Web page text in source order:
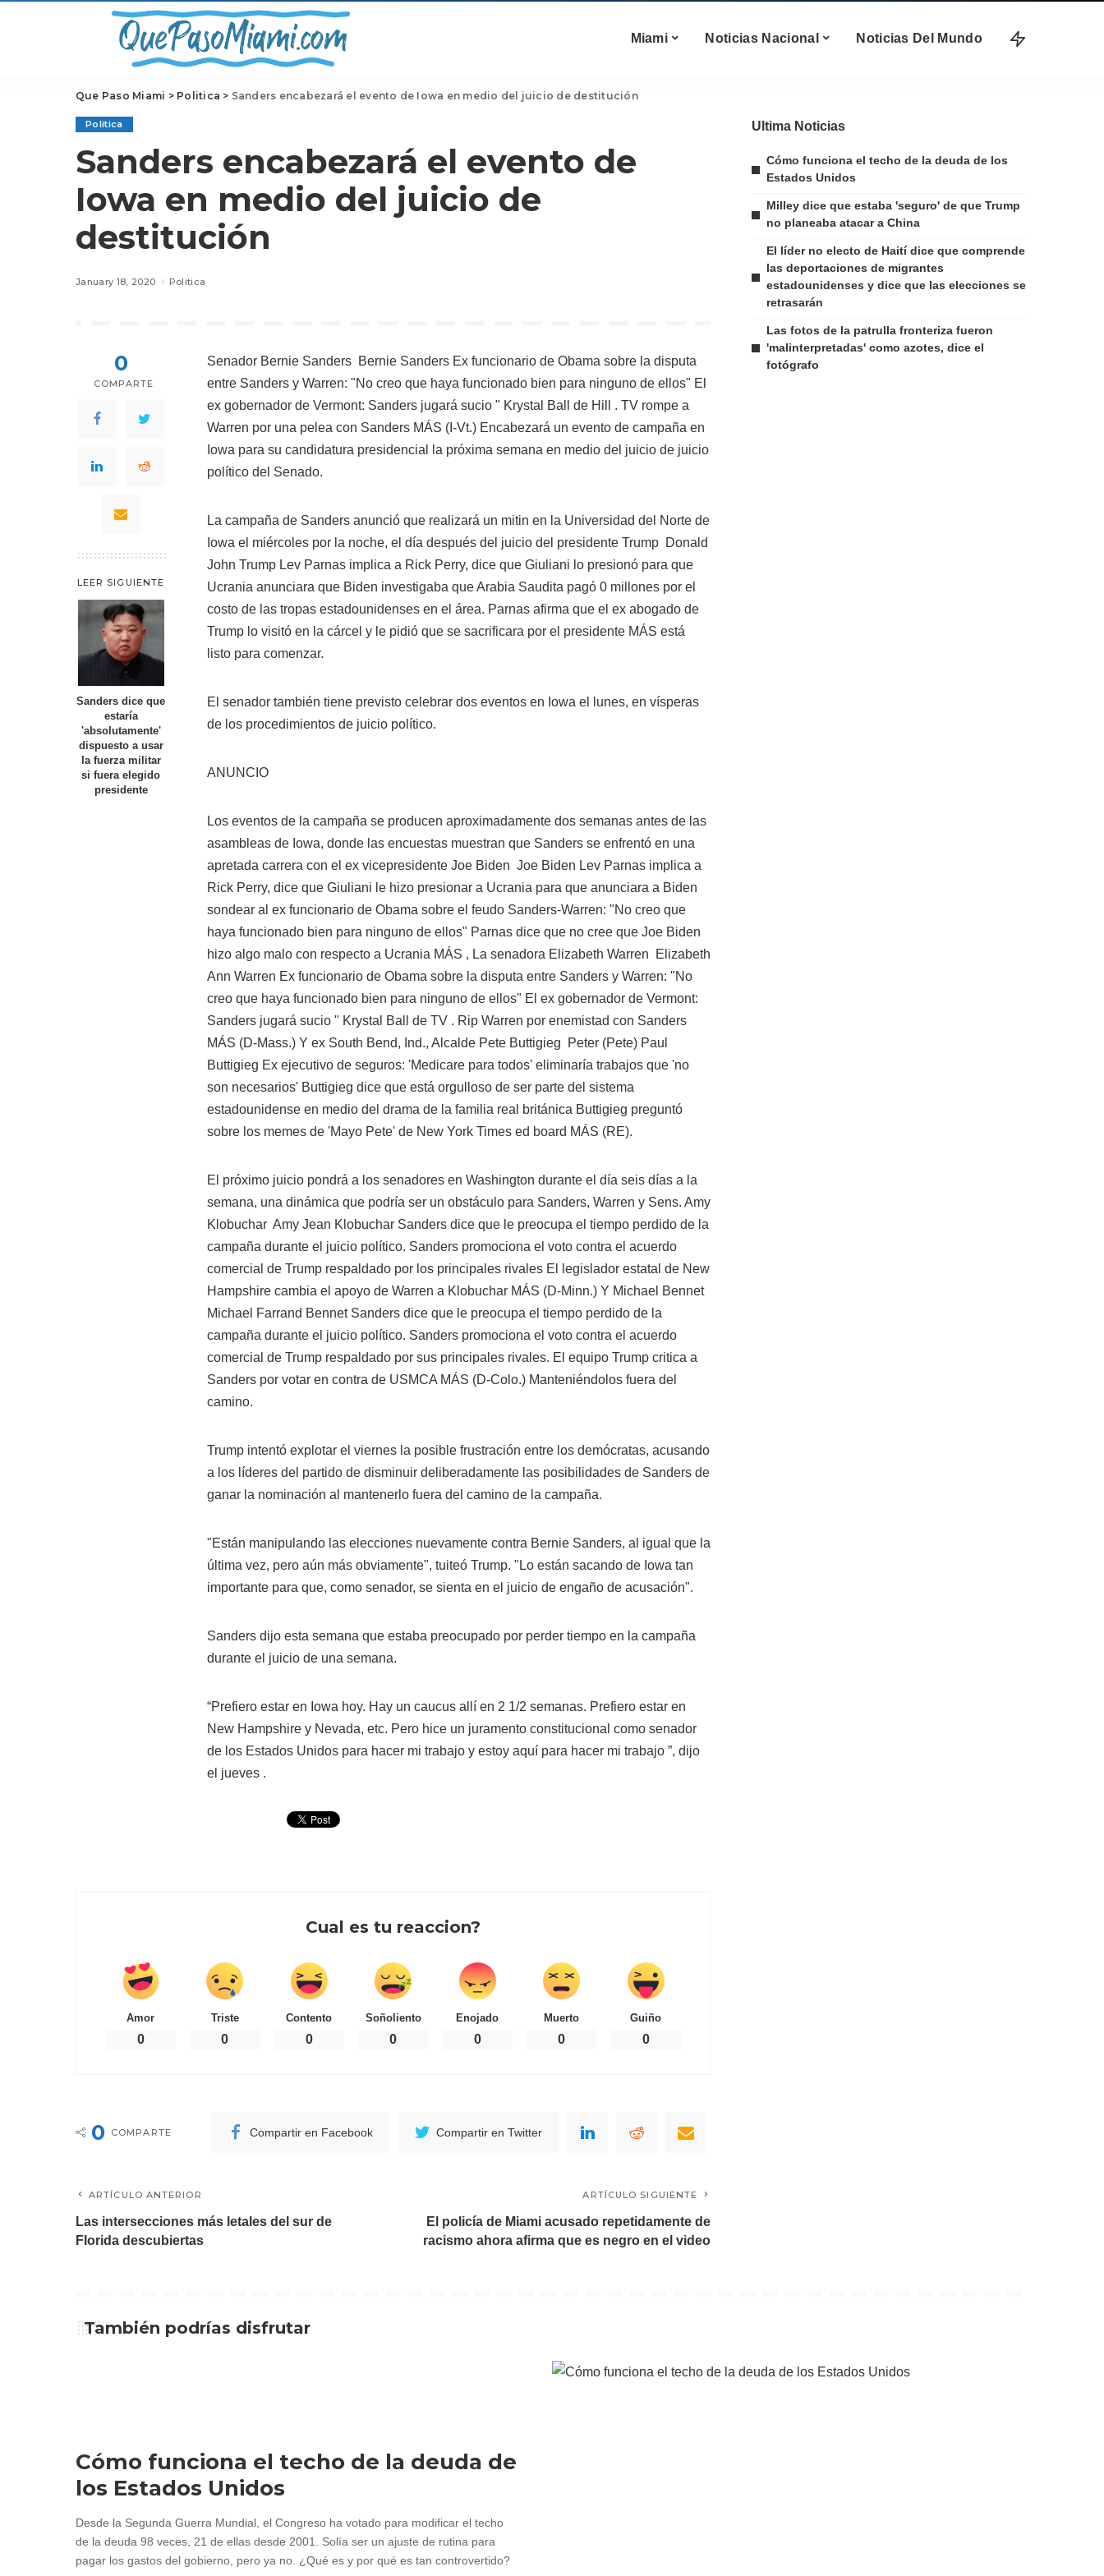
Miami Noticias Nacional Noticias Del Mundo
Que Paso Miami > Politica > Sanders encabezará el evento de Iowa en medio del juicio de destitución
Politica
Sanders encabezará el evento de
Iowa en medio del juicio de
destitución
January 18, 2020 Politica
0
COMPARTE
LEER SIGUIENTE
Sanders dice que
estaría
'absolutamente'
dispuesto a usar
la fuerza militar
si fuera elegido
presidente
Senador Bernie Sanders Bernie Sanders Ex funcionario de Obama sobre la disputa
entre Sanders y Warren: "No creo que haya funcionado bien para ninguno de ellos" El
ex gobernador de Vermont: Sanders jugará sucio " Krystal Ball de Hill . TV rompe a
Warren por una pelea con Sanders MÁS (I-Vt.) Encabezará un evento de campaña en
Iowa para su candidatura presidencial la próxima semana en medio del juicio de juicio
político del Senado.
La campaña de Sanders anunció que realizará un mitin en la Universidad del Norte de
Iowa el miércoles por la noche, el día después del juicio del presidente Trump Donald
John Trump Lev Parnas implica a Rick Perry, dice que Giuliani lo presionó para que
Ucrania anunciara que Biden investigaba que Arabia Saudita pagó 0 millones por el
costo de las tropas estadounidenses en el área. Parnas afirma que el ex abogado de
Trump lo visitó en la cárcel y le pidió que se sacrificara por el presidente MÁS está
listo para comenzar.
El senador también tiene previsto celebrar dos eventos en Iowa el lunes, en vísperas
de los procedimientos de juicio político.
ANUNCIO
Los eventos de la campaña se producen aproximadamente dos semanas antes de las
asambleas de Iowa, donde las encuestas muestran que Sanders se enfrentó en una
apretada carrera con el ex vicepresidente Joe Biden Joe Biden Lev Parnas implica a
Rick Perry, dice que Giuliani le hizo presionar a Ucrania para que anunciara a Biden
sondear al ex funcionario de Obama sobre el feudo Sanders-Warren: "No creo que
haya funcionado bien para ninguno de ellos" Parnas dice que no cree que Joe Biden
hizo algo malo con respecto a Ucrania MÁS , La senadora Elizabeth Warren
Elizabeth
Ann Warren Ex funcionario de Obama sobre la disputa entre Sanders y Warren: "No
creo que haya funcionado bien para ninguno de ellos" El ex gobernador de Vermont:
Sanders jugará sucio " Krystal Ball de TV . Rip Warren por enemistad con Sanders
MÁS (D-Mass.) Y ex South Bend, Ind., Alcalde Pete Buttigieg
Peter (Pete) Paul
Buttigieg Ex ejecutivo de seguros: 'Medicare para todos' eliminaría trabajos que 'no
son necesarios' Buttigieg dice que está orgulloso de ser parte del sistema
estadounidense en medio del drama de la familia real británica Buttigieg preguntó
sobre los memes de 'Mayo Pete' de New York Times ed board MÁS (RE).
El próximo juicio pondrá a los senadores en Washington durante el día seis días a la
semana, una dinámica que podría ser un obstáculo para Sanders, Warren y Sens. Amy
Klobuchar Amy Jean Klobuchar Sanders dice que le preocupa el tiempo perdido de la
campaña durante el juicio político. Sanders promociona el voto contra el acuerdo
comercial de Trump respaldado por los principales rivales El legislador estatal de New
Hampshire cambia el apoyo de Warren a Klobuchar MÁS (D-Minn.) Y Michael Bennet
Michael Farrand Bennet Sanders dice que le preocupa el tiempo perdido de la
campaña durante el juicio político. Sanders promociona el voto contra el acuerdo
comercial de Trump respaldado por sus principales rivales. El equipo Trump critica a
Sanders por votar en contra de USMCA MÁS (D-Colo.) Manteniéndolos fuera del
camino.
Trump intentó explotar el viernes la posible frustración entre los demócratas, acusando
a los líderes del partido de disminuir deliberadamente las posibilidades de Sanders de
ganar la nominación al mantenerlo fuera del camino de la campaña.
"Están manipulando las elecciones nuevamente contra Bernie Sanders, al igual que la
última vez, pero aún más obviamente", tuiteó Trump. "Lo están sacando de Iowa tan
importante para que, como senador, se sienta en el juicio de engaño de acusación".
Sanders dijo esta semana que estaba preocupado por perder tiempo en la campaña
durante el juicio de una semana.
“Prefiero estar en Iowa hoy. Hay un caucus allí en 2 1/2 semanas. Prefiero estar en
New Hampshire y Nevada, etc. Pero hice un juramento constitucional como senador
de los Estados Unidos para hacer mi trabajo y estoy aquí para hacer mi trabajo ”, dijo
el jueves .
Cual es tu reaccion?
Amor
0
Triste
0
Contento
0
Soñoliento
0
Enojado
0
Muerto
0
Guiño
0
0 COMPARTE Compartir en Facebook Compartir en Twitter
ARTÍCULO ANTERIOR
Las intersecciones más letales del sur de
Florida descubiertas
ARTÍCULO SIGUIENTE
El policía de Miami acusado repetidamente de
racismo ahora afirma que es negro en el video
Ultima Noticias
Cómo funciona el techo de la deuda de los
Estados Unidos
Milley dice que estaba 'seguro' de que Trump
no planeaba atacar a China
El líder no electo de Haití dice que comprende
las deportaciones de migrantes
estadounidenses y dice que las elecciones se
retrasarán
Las fotos de la patrulla fronteriza fueron
'malinterpretadas' como azotes, dice el
fotógrafo
También podrías disfrutar
Cómo funciona el techo de la deuda de
los Estados Unidos
Desde la Segunda Guerra Mundial, el Congreso ha votado para modificar el techo
de la deuda 98 veces, 21 de ellas desde 2001. Solía ser un ajuste de rutina para
pagar los gastos del gobierno, pero ya no. ¿Qué es y por qué es tan controvertido?